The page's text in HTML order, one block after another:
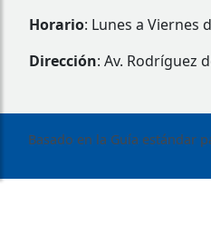
Horario: Lunes a Viernes
Dirección: Av. Rodríguez
Basado en la Guía estándar